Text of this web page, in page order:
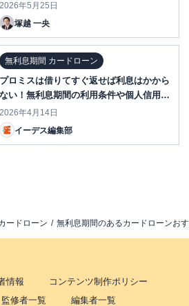
2026年5月25日
塚越 一央
無利息期間 カードローン
プロミスは借りてすぐ返せば利息はかから
ない！無利息期間の利用条件や個人信用情
報への影響をわかりやすく解説
2026年4月14日
イーデス編集部
ードローン 無利息期間のあるカードローンお
情報
コンテンツ制作ポリシー
監修者一覧
編集者一覧